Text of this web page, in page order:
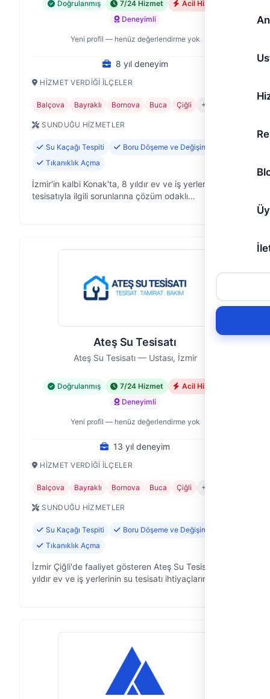
Doğrulanmış 7/24 Hizmet
Acil Hizmet
Deneyimli
Yeni profil — henüz değerlendirme yok
8 yıl deneyim
HIZMET VERDIĞI İLÇELER
Balçova Bayraklı Bornova Buca Çiğli +7
SUNDUĞU HIZMETLER
Su Kaçağı Tespiti
Boru Döşeme ve Değişimi
Tıkanıklık Açma
İzmir'in kalbi Konak'ta, 8 yıldır ev ve iş yerlerinin su
tesisatıyla ilgili sorunlarına çözüm odaklı
Ateş Su Tesisatı
Ateş Su Tesisatı — Ustası, İzmir
Doğrulanmış 7/24 Hizmet
Acil Hizmet
Deneyimli
Yeni profil — henüz değerlendirme yok
13 yıl deneyim
HIZMET VERDIĞI İLÇELER
Balçova Bayraklı Bornova Buca Çiğli +7
SUNDUĞU HIZMETLER
Su Kaçağı Tespiti
Boru Döşeme ve Değişimi
Tıkanıklık Açma
İzmir Çiğli'de faaliyet gösteren Ateş Su Tesisatı, 13
yıldır ev ve iş yerlerinin su tesisatı ihtiyaçlarına